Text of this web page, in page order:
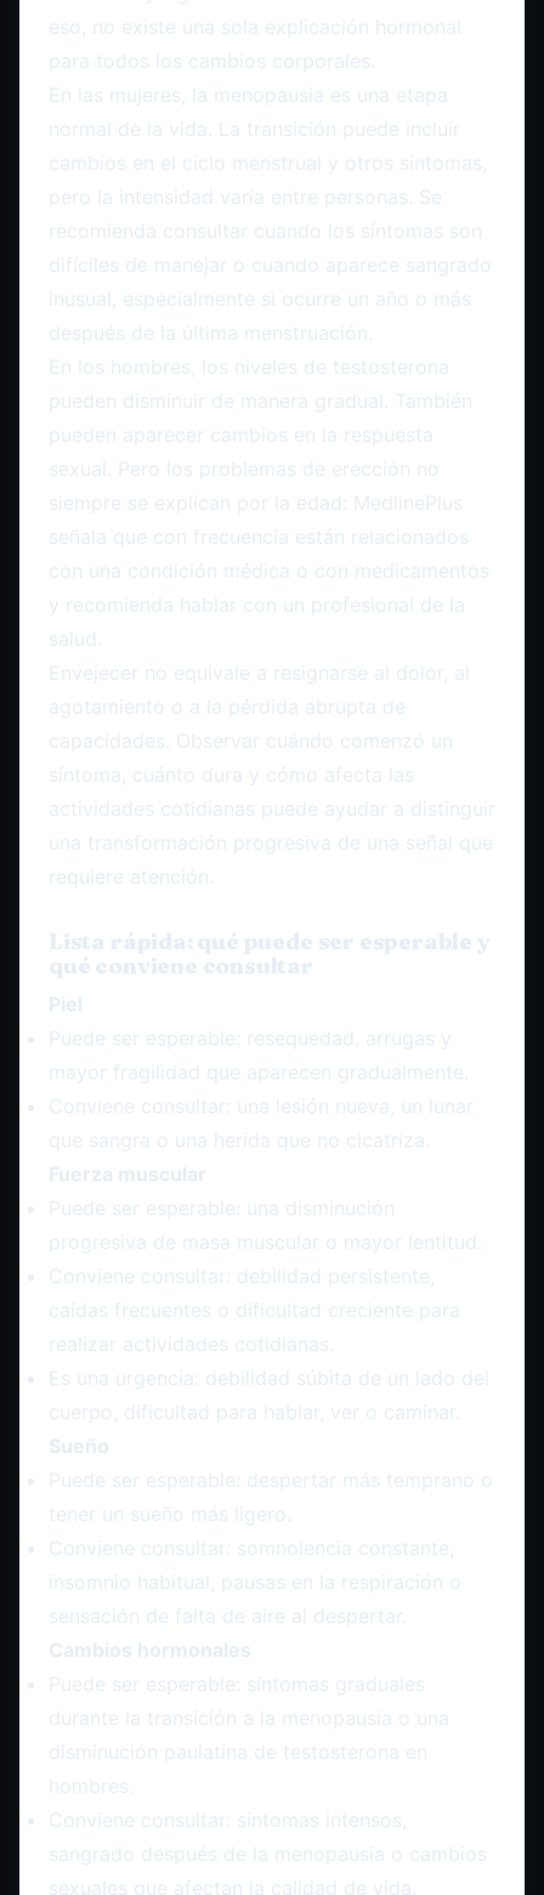
eso, no existe una sola explicación hormonal
para todos los cambios corporales.
En las mujeres, la menopausia es una etapa
normal de la vida. La transición puede incluir
cambios en el ciclo menstrual y otros síntomas,
pero la intensidad varía entre personas. Se
recomienda consultar cuando los síntomas son
difíciles de manejar o cuando aparece sangrado
inusual, especialmente si ocurre un año o más
después de la última menstruación.
En los hombres, los niveles de testosterona
pueden disminuir de manera gradual. También
pueden aparecer cambios en la respuesta
sexual. Pero los problemas de erección no
siempre se explican por la edad: MedlinePlus
señala que con frecuencia están relacionados
con una condición médica o con medicamentos
y recomienda hablar con un profesional de la
salud.
Envejecer no equivale a resignarse al dolor, al
agotamiento o a la pérdida abrupta de
capacidades. Observar cuándo comenzó un
síntoma, cuánto dura y cómo afecta las
actividades cotidianas puede ayudar a distinguir
una transformación progresiva de una señal que
requiere atención.
Lista rápida: qué puede ser esperable y
qué conviene consultar
Piel
Puede ser esperable: resequedad, arrugas y
mayor fragilidad que aparecen gradualmente.
Conviene consultar: una lesión nueva, un lunar
que sangra o una herida que no cicatriza.
Fuerza muscular
Puede ser esperable: una disminución
progresiva de masa muscular o mayor lentitud.
Conviene consultar: debilidad persistente,
caídas frecuentes o dificultad creciente para
realizar actividades cotidianas.
Es una urgencia: debilidad súbita de un lado del
cuerpo, dificultad para hablar, ver o caminar.
Sueño
Puede ser esperable: despertar más temprano o
tener un sueño más ligero.
Conviene consultar: somnolencia constante,
insomnio habitual, pausas en la respiración o
sensación de falta de aire al despertar.
Cambios hormonales
Puede ser esperable: síntomas graduales
durante la transición a la menopausia o una
disminución paulatina de testosterona en
hombres.
Conviene consultar: síntomas intensos,
sangrado después de la menopausia o cambios
sexuales que afectan la calidad de vida.